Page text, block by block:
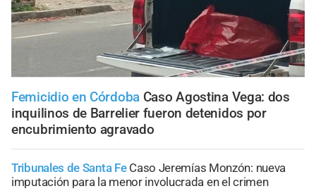
Femicidio en Córdoba Caso Agostina Vega: dos
inquilinos de Barrelier fueron detenidos por
encubrimiento agravado
Tribunales de Santa Fe Caso Jeremías Monzón: nueva
imputación para la menor involucrada en el crimen